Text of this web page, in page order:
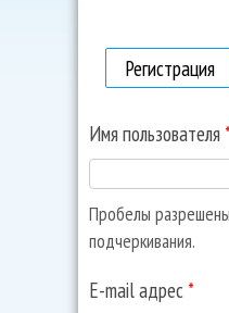
Регистрация
Имя пользователя *
Пробелы
подчеркивания.
E-mail адрес *